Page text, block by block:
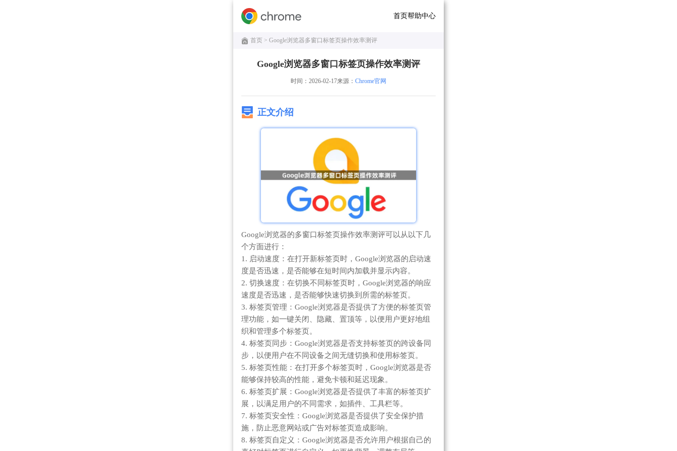
首页帮助中心
首页 > Google浏览器多窗口标签页操作效率测评
Google浏览器多窗口标签页操作效率测评
时间：2026-02-17来源： Chrome官网
正文介绍
Google浏览器的多窗口标签页操作效率测评可以从以下几
个方面进行：
1. 启动速度：在打开新标签页时，Google浏览器的启动速
度是否迅速，是否能够在短时间内加载并显示内容。
2. 切换速度：在切换不同标签页时，Google浏览器的响应
速度是否迅速，是否能够快速切换到所需的标签页。
3. 标签页管理：Google浏览器是否提供了方便的标签页管
理功能，如一键关闭、隐藏、置顶等，以便用户更好地组
织和管理多个标签页。
4. 标签页同步：Google浏览器是否支持标签页的跨设备同
步，以便用户在不同设备之间无缝切换和使用标签页。
5. 标签页性能：在打开多个标签页时，Google浏览器是否
能够保持较高的性能，避免卡顿和延迟现象。
6. 标签页扩展：Google浏览器是否提供了丰富的标签页扩
展，以满足用户的不同需求，如插件、工具栏等。
7. 标签页安全性：Google浏览器是否提供了安全保护措
施，防止恶意网站或广告对标签页造成影响。
8. 标签页自定义：Google浏览器是否允许用户根据自己的